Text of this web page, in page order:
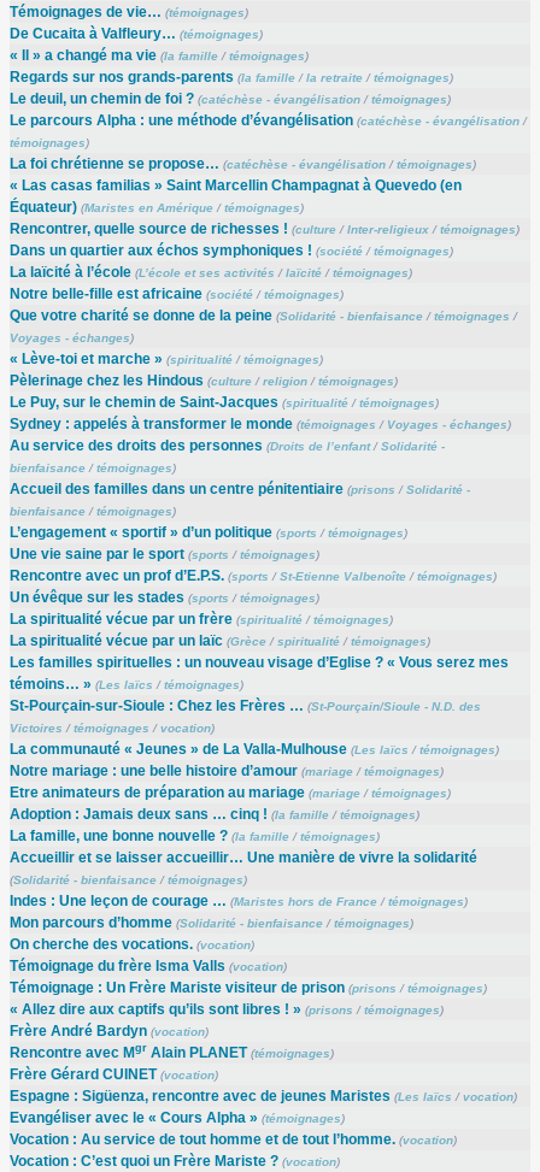
Témoignages de vie… (témoignages)
De Cucaita à Valfleury… (témoignages)
« Il » a changé ma vie (la famille/témoignages)
Regards sur nos grands-parents (la famille/la retraite/témoignages)
Le deuil, un chemin de foi ? (catéchèse - évangélisation/témoignages)
Le parcours Alpha : une méthode d’évangélisation (catéchèse - évangélisation/
témoignages)
La foi chrétienne se propose… (catéchèse - évangélisation/témoignages)
« Las casas familias » Saint Marcellin Champagnat à Quevedo (en
Équateur) (Maristes en Amérique/témoignages)
Rencontrer, quelle source de richesses ! (culture/Inter-religieux/témoignages)
Dans un quartier aux échos symphoniques ! (société/témoignages)
La laïcité à l’école (L’école et ses activités /laïcité/témoignages)
Notre belle-fille est africaine (société/témoignages)
Que votre charité se donne de la peine (Solidarité - bienfaisance/témoignages /
Voyages - échanges)
« Lève-toi et marche » (spiritualité/témoignages)
Pèlerinage chez les Hindous (culture/religion/témoignages)
Le Puy, sur le chemin de Saint-Jacques (spiritualité/témoignages)
Sydney : appelés à transformer le monde (témoignages / Voyages - échanges)
Au service des droits des personnes (Droits de l’enfant/Solidarité -
bienfaisance/témoignages)
Accueil des familles dans un centre pénitentiaire (prisons /Solidarité -
bienfaisance/témoignages)
L’engagement « sportif » d’un politique (sports /témoignages)
Une vie saine par le sport (sports /témoignages)
Rencontre avec un prof d’E.P.S. (sports /St-Etienne Valbenoîte/témoignages)
Un évêque sur les stades (sports /témoignages)
La spiritualité vécue par un frère (spiritualité/témoignages)
La spiritualité vécue par un laïc (Grèce/ spiritualité/témoignages)
Les familles spirituelles : un nouveau visage d’Eglise ? « Vous serez mes
témoins… » (Les laïcs /témoignages)
St-Pourçain-sur-Sioule : Chez les Frères … (St-Pourçain/Sioule - N.D. des
Victoires /témoignages /vocation)
La communauté « Jeunes » de La Valla-Mulhouse (Les laïcs /témoignages)
Notre mariage : une belle histoire d’amour (mariage/témoignages)
Etre animateurs de préparation au mariage (mariage/témoignages)
Adoption : Jamais deux sans … cinq ! (la famille/témoignages)
La famille, une bonne nouvelle ? (la famille/témoignages)
Accueillir et se laisser accueillir… Une manière de vivre la solidarité
(Solidarité - bienfaisance/témoignages)
Indes : Une leçon de courage … (Maristes hors de France/témoignages)
Mon parcours d’homme (Solidarité - bienfaisance/témoignages)
On cherche des vocations. (vocation)
Témoignage du frère Isma Valls (vocation)
Témoignage : Un Frère Mariste visiteur de prison (prisons /témoignages)
« Allez dire aux captifs qu’ils sont libres ! » (prisons /témoignages)
Frère André Bardyn (vocation)
Rencontre avec MgrAlain PLANET (témoignages)
Frère Gérard CUINET (vocation)
Espagne : Sigüenza, rencontre avec de jeunes Maristes (Les laïcs /vocation)
Evangéliser avec le « Cours Alpha » (témoignages)
Vocation : Au service de tout homme et de tout l’homme. (vocation)
Vocation : C’est quoi un Frère Mariste ? (vocation)